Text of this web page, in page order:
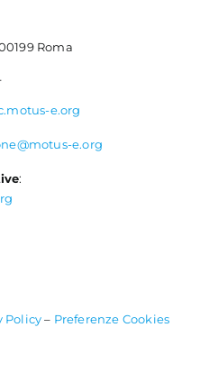
Roma
e.org
e.org
:
Policy– Preferenze Cookies